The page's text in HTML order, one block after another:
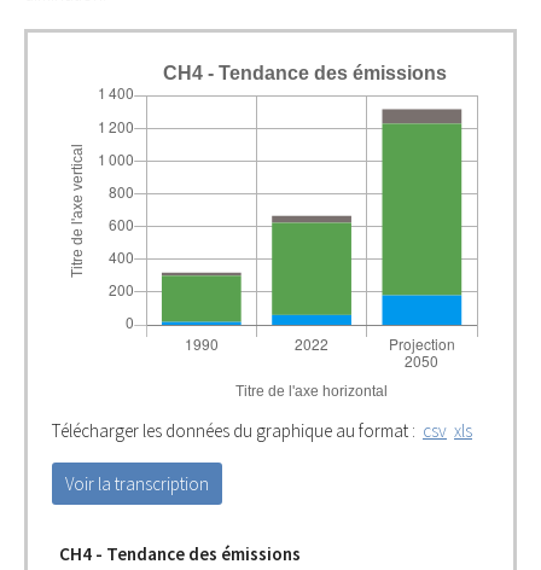
CH4 - Tendance des émissions
Télécharger les données du graphique au format : csv xls
Voir la transcription
CH4 - Tendance des émissions